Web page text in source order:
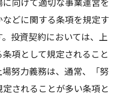
どに関する条項を規定す
投資契約においては、上
項として規定されること
努力義務は、通常、「努
されることが多い条項と